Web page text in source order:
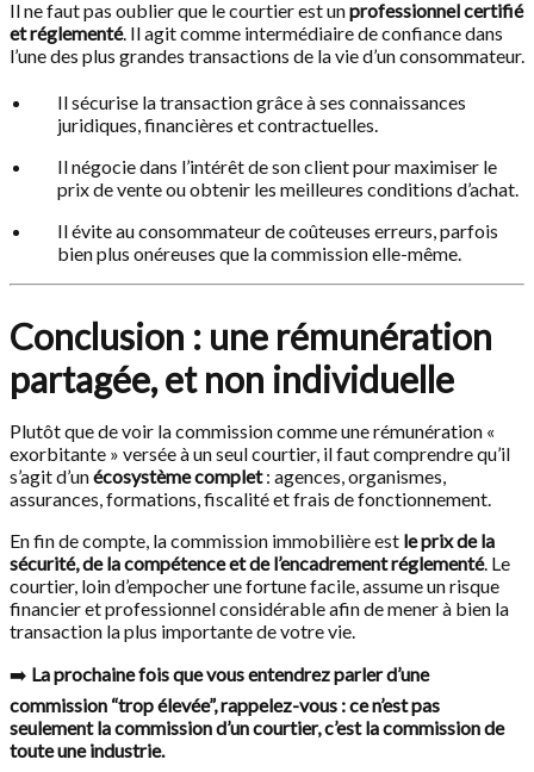
Il ne faut pas oublier que le courtier est unprofessionnel certifié
et réglementé. Il agit comme intermédiaire de confiance dans
l’une des plus grandes transactions de la vie d’un consommateur.
Il sécurise la transaction grâce à ses connaissances
juridiques, financières et contractuelles.
Il négocie dans l’intérêt de son client pour maximiser le
prix de vente ou obtenir les meilleures conditions d’achat.
Il évite au consommateur de coûteuses erreurs, parfois
bien plus onéreuses que la commission elle-même.
Conclusion : une rémunération
partagée, et non individuelle
Plutôt que de voir la commission comme une rémunération «
exorbitante » versée à un seul courtier, il faut comprendre qu’il
s’agit d’unécosystème complet: agences, organismes,
assurances, formations, fiscalité et frais de fonctionnement.
En fin de compte, la commission immobilière est le prix de la
sécurité, de la compétence et de l’encadrement réglementé. Le
courtier, loin d’empocher une fortune facile, assume un risque
financier et professionnel considérable afin de mener à bien la
transaction la plus importante de votre vie.
➡️ La prochaine fois que vous entendrez parler d’une
commission “trop élevée”, rappelez-vous : ce n’est pas
seulement la commission d’un courtier, c’est la commission de
toute une industrie.